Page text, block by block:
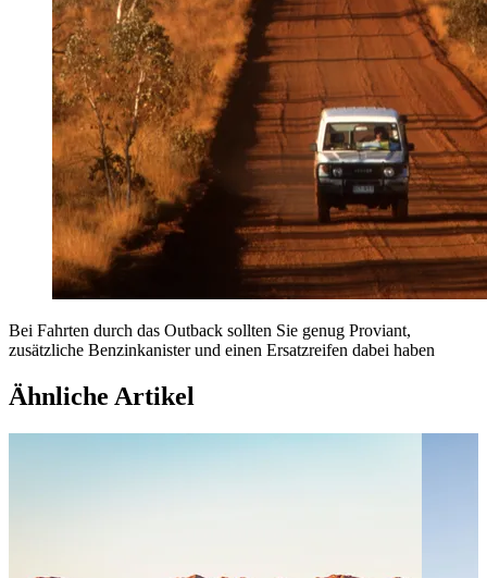
Bei Fahrten durch das Outback sollten Sie genug Proviant,
zusätzliche Benzinkanister und einen Ersatzreifen dabei haben
Ähnliche Artikel